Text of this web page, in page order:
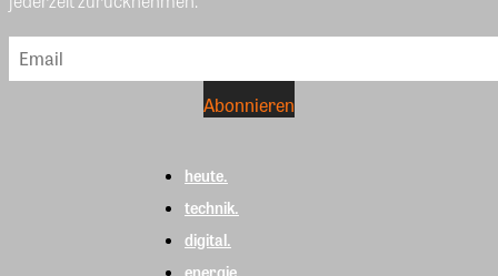
heute.
technik.
digital.
energie.